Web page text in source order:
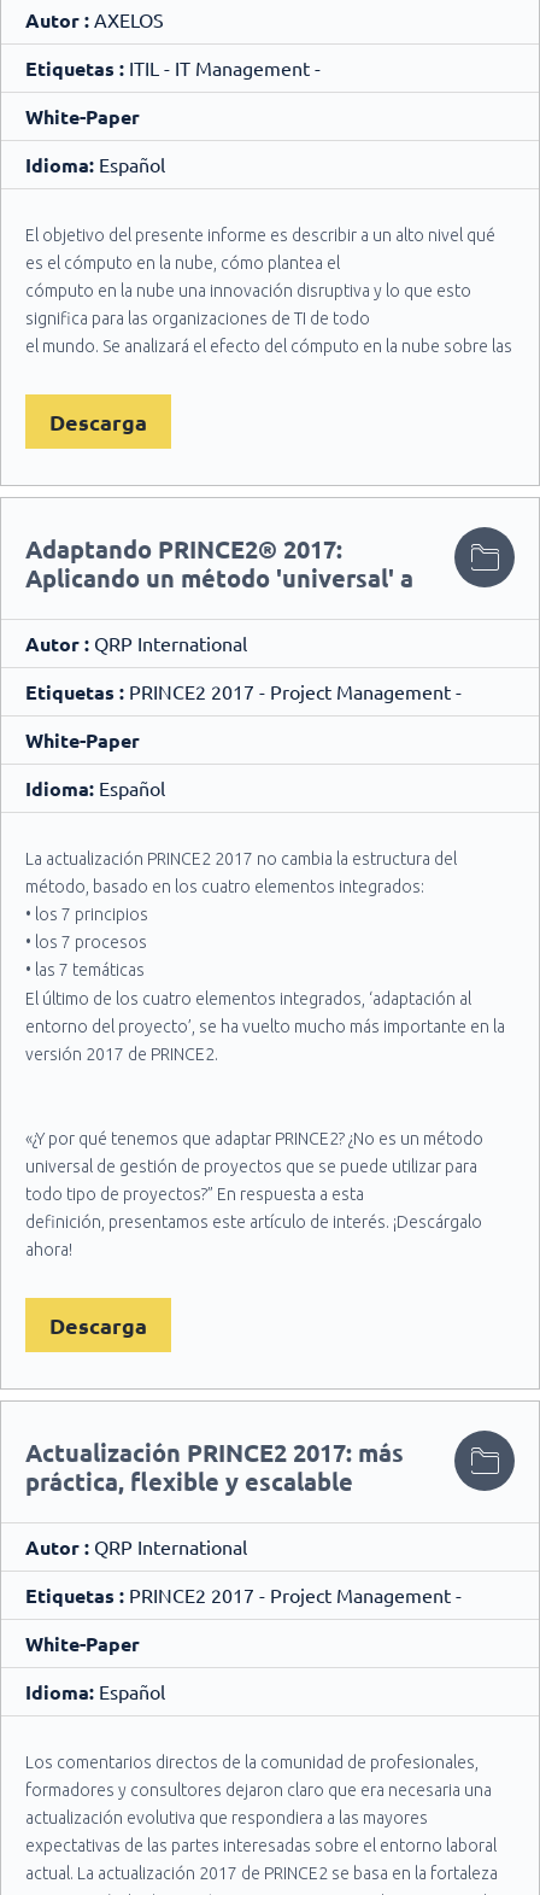
Autor : AXELOS
Etiquetas : ITIL - IT Management -
White-Paper
Idioma: Español
El objetivo del presente informe es describir a un alto nivel qué
es el cómputo en la nube, cómo plantea el
cómputo en la nube una innovación disruptiva y lo que esto
significa para las organizaciones de TI de todo
el mundo. Se analizará el efecto del cómputo en la nube sobre las
ITIL.Descarga
Adaptando PRINCE2® 2017:
Aplicando un método 'universal' a
Autor : QRP International
Etiquetas : PRINCE2 2017 - Project Management -
White-Paper
Idioma: Español
La actualización PRINCE2 2017 no cambia la estructura del
método, basado en los cuatro elementos integrados:
• los 7 principios
• los 7 procesos
• las 7 temáticas
• el entorno del proyecto (adaptación a…)
El último de los cuatro elementos integrados, ‘adaptación al
entorno del proyecto’, se ha vuelto mucho más importante en la
versión 2017 de PRINCE2.
«¿Y por qué tenemos que adaptar PRINCE2? ¿No es un método
universal de gestión de proyectos que se puede utilizar para
todo tipo de proyectos?” En respuesta a esta
definición, presentamos este artículo de interés. ¡Descárgalo
ahora!
Descarga
Actualización PRINCE2 2017: más
práctica, flexible y escalable
Autor : QRP International
Etiquetas : PRINCE2 2017 - Project Management -
White-Paper
Idioma: Español
Los comentarios directos de la comunidad de profesionales,
formadores y consultores dejaron claro que era necesaria una
actualización evolutiva que respondiera a las mayores
expectativas de las partes interesadas sobre el entorno laboral
actual. La actualización 2017 de PRINCE2 se basa en la fortaleza